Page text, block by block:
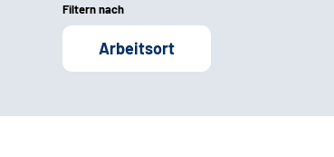
Filtern nach
Arbeitsort